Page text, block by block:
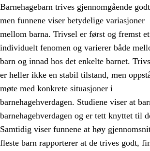
Barnehagebarn trives gjennomgående
men funnene viser betydelige variasjoner
mellom barna. Trivsel er først og fremst et
individuelt fenomen og varierer både
barn og innad hos det enkelte barnet.
er heller ikke en stabil tilstand, men
møte med konkrete situasjoner i
barnehagehverdagen. Studiene viser at
barnehagehverdagen og er tett knyttet til
Samtidig viser funnene at høy
fleste barn rapporterer at de trives godt,